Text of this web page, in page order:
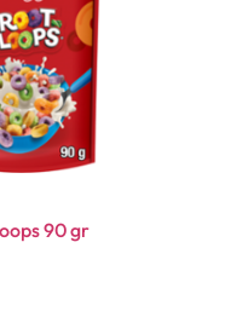
90 gr